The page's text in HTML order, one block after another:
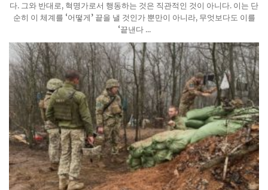
다. 그와 반대로, 혁명가로서 행동하는 것은 직관적인 것이 아니다. 이는 단
순히 이 체계를 ‘어떻게’ 끝을 낼 것인가 뿐만이 아니라, 무엇보다도 이를
‘끝낸다 ...